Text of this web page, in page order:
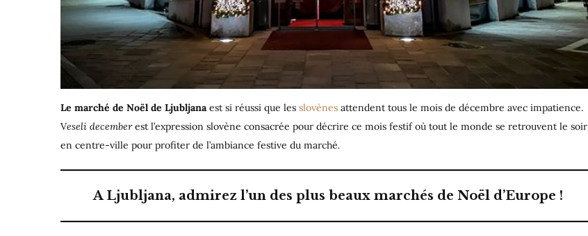
Le marché de Noël de Ljubljanaest si réussi que les slovènes attendent tous le mois de décembre avec impatience.
Veseli decemberest l’expression slovène consacrée pour décrire ce mois festif où tout le monde se retrouvent le soir
en centre-ville pour profiter de l’ambiance festive du marché.
A Ljubljana, admirez l’un des plus beaux marchés de Noël d’Europe !